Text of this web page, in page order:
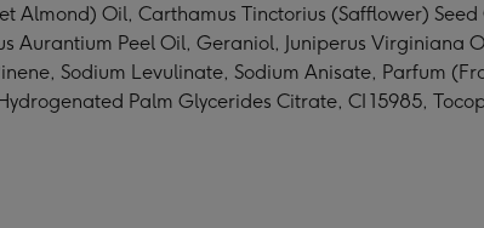
Almond) Oil, Carthamus Tinctorius (Safflower)
Aurantium Peel Oil, Geraniol, Juniperus Virginiana
Sodium Levulinate, Sodium Anisate, Parfum
Palm Glycerides Citrate, CI 15985,